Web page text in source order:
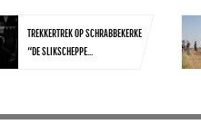
TREKKERTREK OP SCHRABBEKERKE
“DE SLIKSCHEPPE...